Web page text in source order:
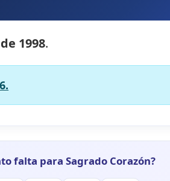
1998.
falta para Sagrado Corazón?